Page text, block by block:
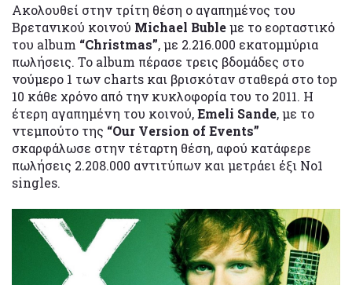
Ακολουθεί στην τρίτη θέση ο αγαπημένος του
Βρετανικού κοινού Michael Bubleμε το εορταστικό
του album “Christmas”, με 2.216.000 εκατομμύρια
πωλήσεις. Το album πέρασε τρεις βδομάδες στο
νούμερο 1 των charts και βρισκόταν σταθερά στο top
10 κάθε χρόνο από την κυκλοφορία του το 2011. Η
έτερη αγαπημένη του κοινού,Emeli Sande, με το
ντεμπούτο της “Our Version of Events”
σκαρφάλωσε στην τέταρτη θέση, αφού κατάφερε
πωλήσεις 2.208.000 αντιτύπων και μετράει έξι No1
singles.